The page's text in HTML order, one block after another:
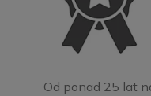
Od ponad 25 lat